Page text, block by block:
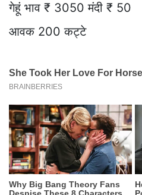
गेहूं भाव ₹ 3050 मंदी ₹ 50
आवक 200 कट्टे